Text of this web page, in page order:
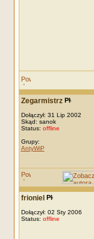
Zegarmistrz
Dołączył: 31 Lip 2002
Skąd: sanok
Status: offline
Grupy:
AntyWiP
frioniel
Dołączył: 02 Sty 2006
Status: offline